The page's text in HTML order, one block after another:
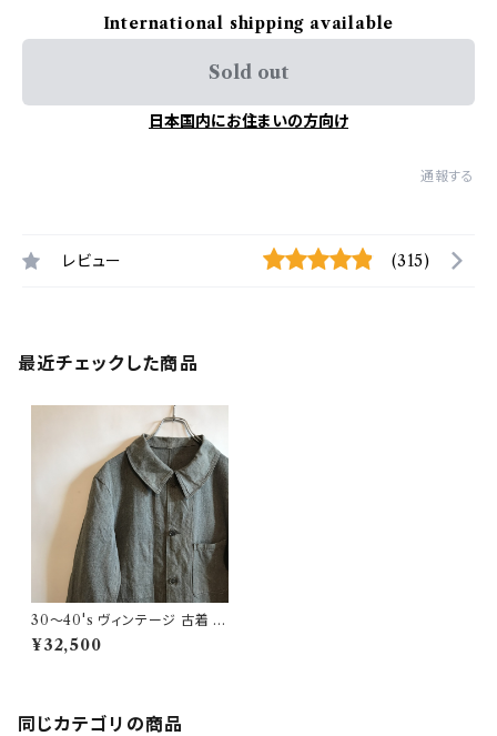
International shipping available
Sold out
日本国内にお住まいの方向け
通報する
レビュー (315)
最近チェックした商品
30〜40's ヴィンテージ 古着 フ
ランス軍 ブラックシャンブレーコ
ート アトリエコート ビンテージ
¥32,500
同じカテゴリの商品